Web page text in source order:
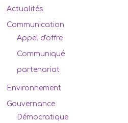
Actualités
Communication
Appel d'offre
Communiqué
partenariat
Environnement
Gouvernance
Démocratique